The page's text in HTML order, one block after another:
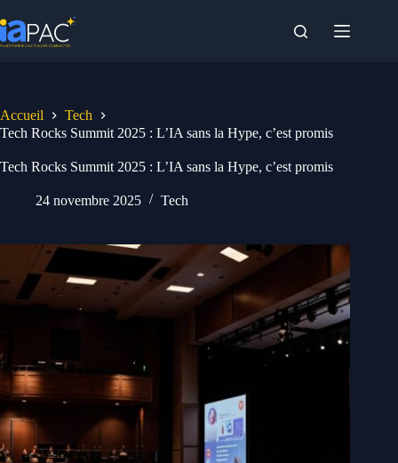
au
contenu
Accueil
Tech
Tech Rocks Summit 2025 : L’IA sans la Hype, c’est promis
Tech Rocks Summit 2025 : L’IA sans la Hype, c’est promis
24 novembre 2025 Tech